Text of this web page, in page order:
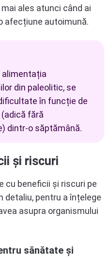
ales atunci când ai
afecțiune autoimună.
alimentația
din paleolitic, se
în funcție de
fără
dintr-o săptămână.
și riscuri
cu beneficii și riscuri pe
detaliu, pentru a înțelege
asupra organismului
sănătate și